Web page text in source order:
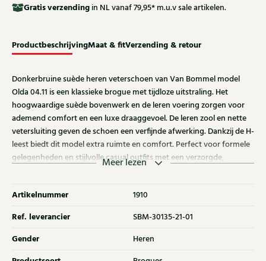
Gratisverzending in NL vanaf 79,95* m.u.v sale artikelen.
ProductbeschrijvingMaat & fitVerzending & retour
Donkerbruine suède heren veterschoen van Van Bommel model
Olda 04.11 is een klassieke brogue met tijdloze uitstraling. Het
hoogwaardige suède bovenwerk en de leren voering zorgen voor
ademend comfort en een luxe draaggevoel. De leren zool en nette
vetersluiting geven de schoen een verfijnde afwerking. Dankzij de H-
leest biedt dit model extra ruimte en comfort. Perfect voor formele
gelegenheden en stijlvolle casual outfits met een verzorgde,
Meer lezen
Artikelnummer 1910
Ref. leverancier SBM-30135-21-01
Gender Heren